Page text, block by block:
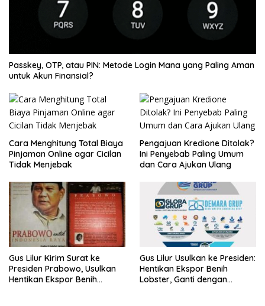
Passkey, OTP, atau PIN: Metode Login Mana yang Paling Aman
untuk Akun Finansial?
Cara Menghitung Total Biaya
Pinjaman Online agar Cicilan
Tidak Menjebak
Pengajuan Kredione Ditolak?
Ini Penyebab Paling Umum
dan Cara Ajukan Ulang
Gus Lilur Kirim Surat ke
Presiden Prabowo, Usulkan
Hentikan Ekspor Benih
Gus Lilur Usulkan ke Presiden:
Hentikan Ekspor Benih
Lobster, Ganti dengan